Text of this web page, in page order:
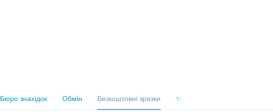
Бюро знахідок Обмін Безкоштовні зразки ✨